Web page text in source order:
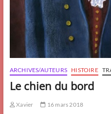
ARCHIVES/AUTEURS HISTOIRE
Le chien du bord
Xavier
16 mars 2018